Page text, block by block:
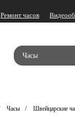
Ремонт часов
Часы
Часы Швейцарские